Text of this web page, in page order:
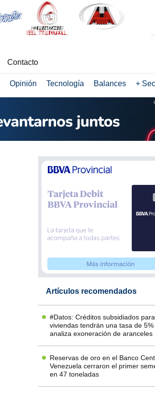
Contacto
Opinión Tecnología Balances +
Artículos recomendados
#Datos: Créditos subsidiados para
viviendas tendrán una tasa de 5%
analiza exoneración de aranceles
Reservas de oro en el Banco
Venezuela cerraron el primer
en 47 toneladas